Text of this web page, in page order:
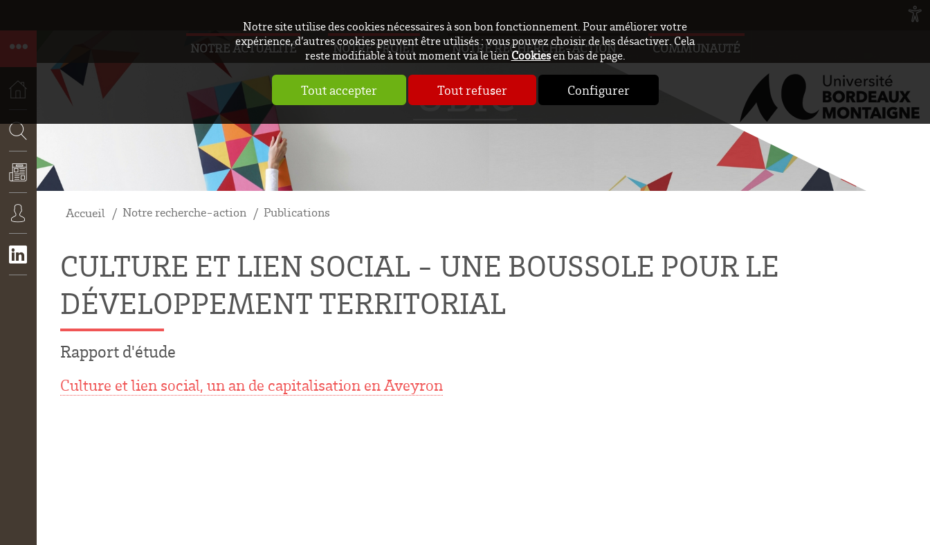
Notre site utilise des cookies nécessaires à son bon fonctionnement. Pour améliorer votre
expérience, d’autres cookies peuvent être utilisés : vous pouvez choisir de les désactiver. Cela
reste modifiable à tout moment via le lienCookiesen bas de page.
Tout accepter Tout refuser Configurer
ACCUEIL
RECHERCHE
ACTUALITÉS
CONNEXION
NOTRE ACTUALITÉ NOTRE PROJET NOTRE RECHERCHE-ACTION COMMUNAUTÉ
UBIC
Accueil Notre recherche-action Publications
CULTURE ET LIEN SOCIAL - UNE BOUSSOLE POUR LE
DÉVELOPPEMENT TERRITORIAL
Rapport d'étude
Culture et lien social, un an de capitalisation en Aveyron